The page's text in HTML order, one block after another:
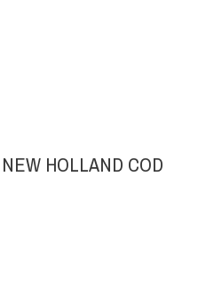
HOLLAND COD